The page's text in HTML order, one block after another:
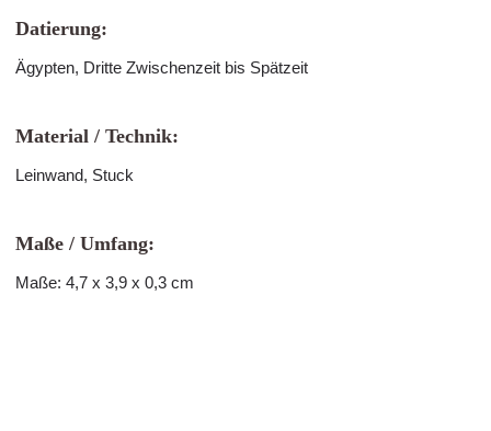
Datierung:
Ägypten, Dritte Zwischenzeit bis Spätzeit
Material / Technik:
Leinwand, Stuck
Maße / Umfang:
Maße: 4,7 x 3,9 x 0,3 cm